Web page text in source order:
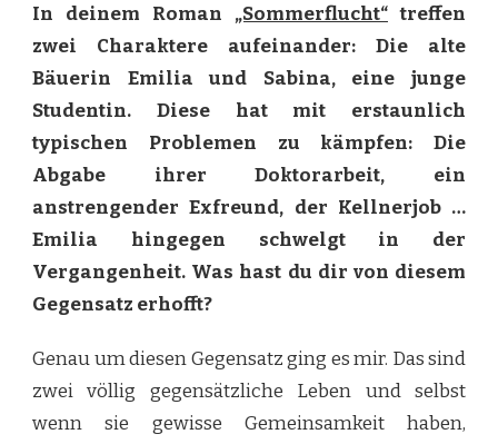
In deinem Roman „Sommerflucht“ treffen
zwei Charaktere aufeinander: Die alte
Bäuerin Emilia und Sabina, eine junge
Studentin. Diese hat mit erstaunlich
typischen Problemen zu kämpfen: Die
Abgabe ihrer Doktorarbeit, ein
anstrengender Exfreund, der Kellnerjob …
Emilia hingegen schwelgt in der
Vergangenheit. Was hast du dir von diesem
Gegensatz erhofft?
Genau um diesen Gegensatz ging es mir. Das sind
zwei völlig gegensätzliche Leben und selbst
wenn sie gewisse Gemeinsamkeit haben,